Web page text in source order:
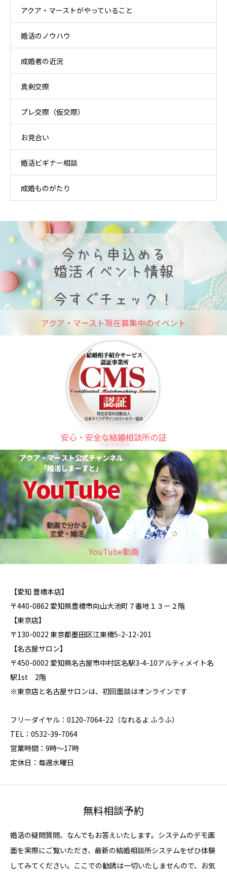
アクア・マーストがやっていること
婚活のノウハウ
成婚者の近況
真剣交際
プレ交際（仮交際）
お見合い
婚活ビギナー相談
成婚ものがたり
アクア・マースト現在募集中のイベント
安心・安全な結婚相談所の証
YouTube動画
【愛知 豊橋本店】
〒440-0862 愛知県豊橋市向山大池町７番地１３ー２階
【東京店】
〒130-0022 東京都墨田区江東橋5-2-12-201
【名古屋サロン】
〒450-0002 愛知県名古屋市中村区名駅3-4-10アルティメイト名
駅1st 2階
※東京店と名古屋サロンは、初回面談はオンラインです
フリーダイヤル：0120-7064-22（なれるよ ふうふ）
TEL：0532-39-7064
営業時間：9時～17時
定休日：毎週水曜日
無料相談予約
婚活の疑問質問、なんでもお答えいたします。システムのデモ画
面を実際にご覧いただき、最新の結婚相談所システムをぜひ体験
してみてください。ここでの勧誘は一切いたしませんので、お気